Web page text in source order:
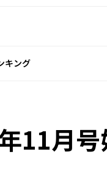
キング
11月